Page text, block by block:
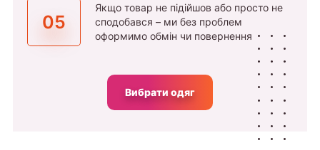
05
Якщо товар не підійшов або просто не
сподобався – ми без проблем
оформимо обмін чи повернення
Вибрати одяг